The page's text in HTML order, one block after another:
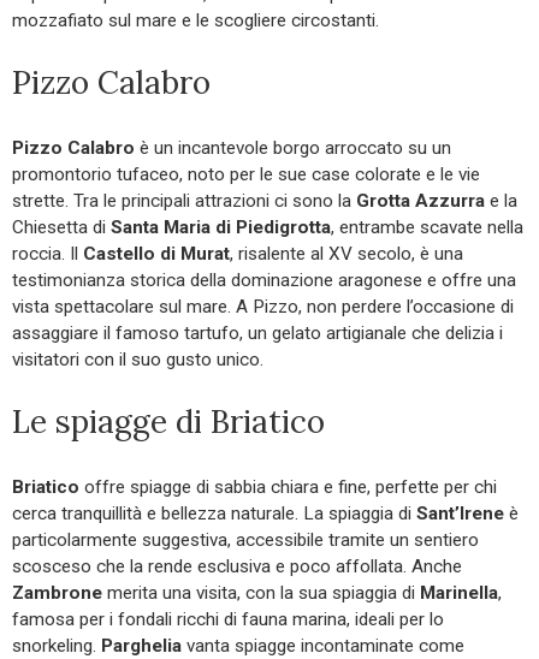
mozzafiato sul mare e le scogliere circostanti.
Pizzo Calabro
Pizzo Calabro è un incantevole borgo arroccato su un
promontorio tufaceo, noto per le sue case colorate e le vie
strette. Tra le principali attrazioni ci sono la Grotta Azzurra e la
Chiesetta di Santa Maria di Piedigrotta, entrambe scavate nella
roccia. Il Castello di Murat, risalente al XV secolo, è una
testimonianza storica della dominazione aragonese e offre una
vista spettacolare sul mare. A Pizzo, non perdere l’occasione di
assaggiare il famoso tartufo, un gelato artigianale che delizia i
visitatori con il suo gusto unico.
Le spiagge di Briatico
Briatico offre spiagge di sabbia chiara e fine, perfette per chi
cerca tranquillità e bellezza naturale. La spiaggia di Sant’Irene è
particolarmente suggestiva, accessibile tramite un sentiero
scosceso che la rende esclusiva e poco affollata. Anche
Zambrone merita una visita, con la sua spiaggia di Marinella,
famosa per i fondali ricchi di fauna marina, ideali per lo
snorkeling. Parghelia vanta spiagge incontaminate come